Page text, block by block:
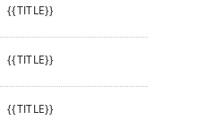
{{TITLE}}
{{TITLE}}
{{TITLE}}